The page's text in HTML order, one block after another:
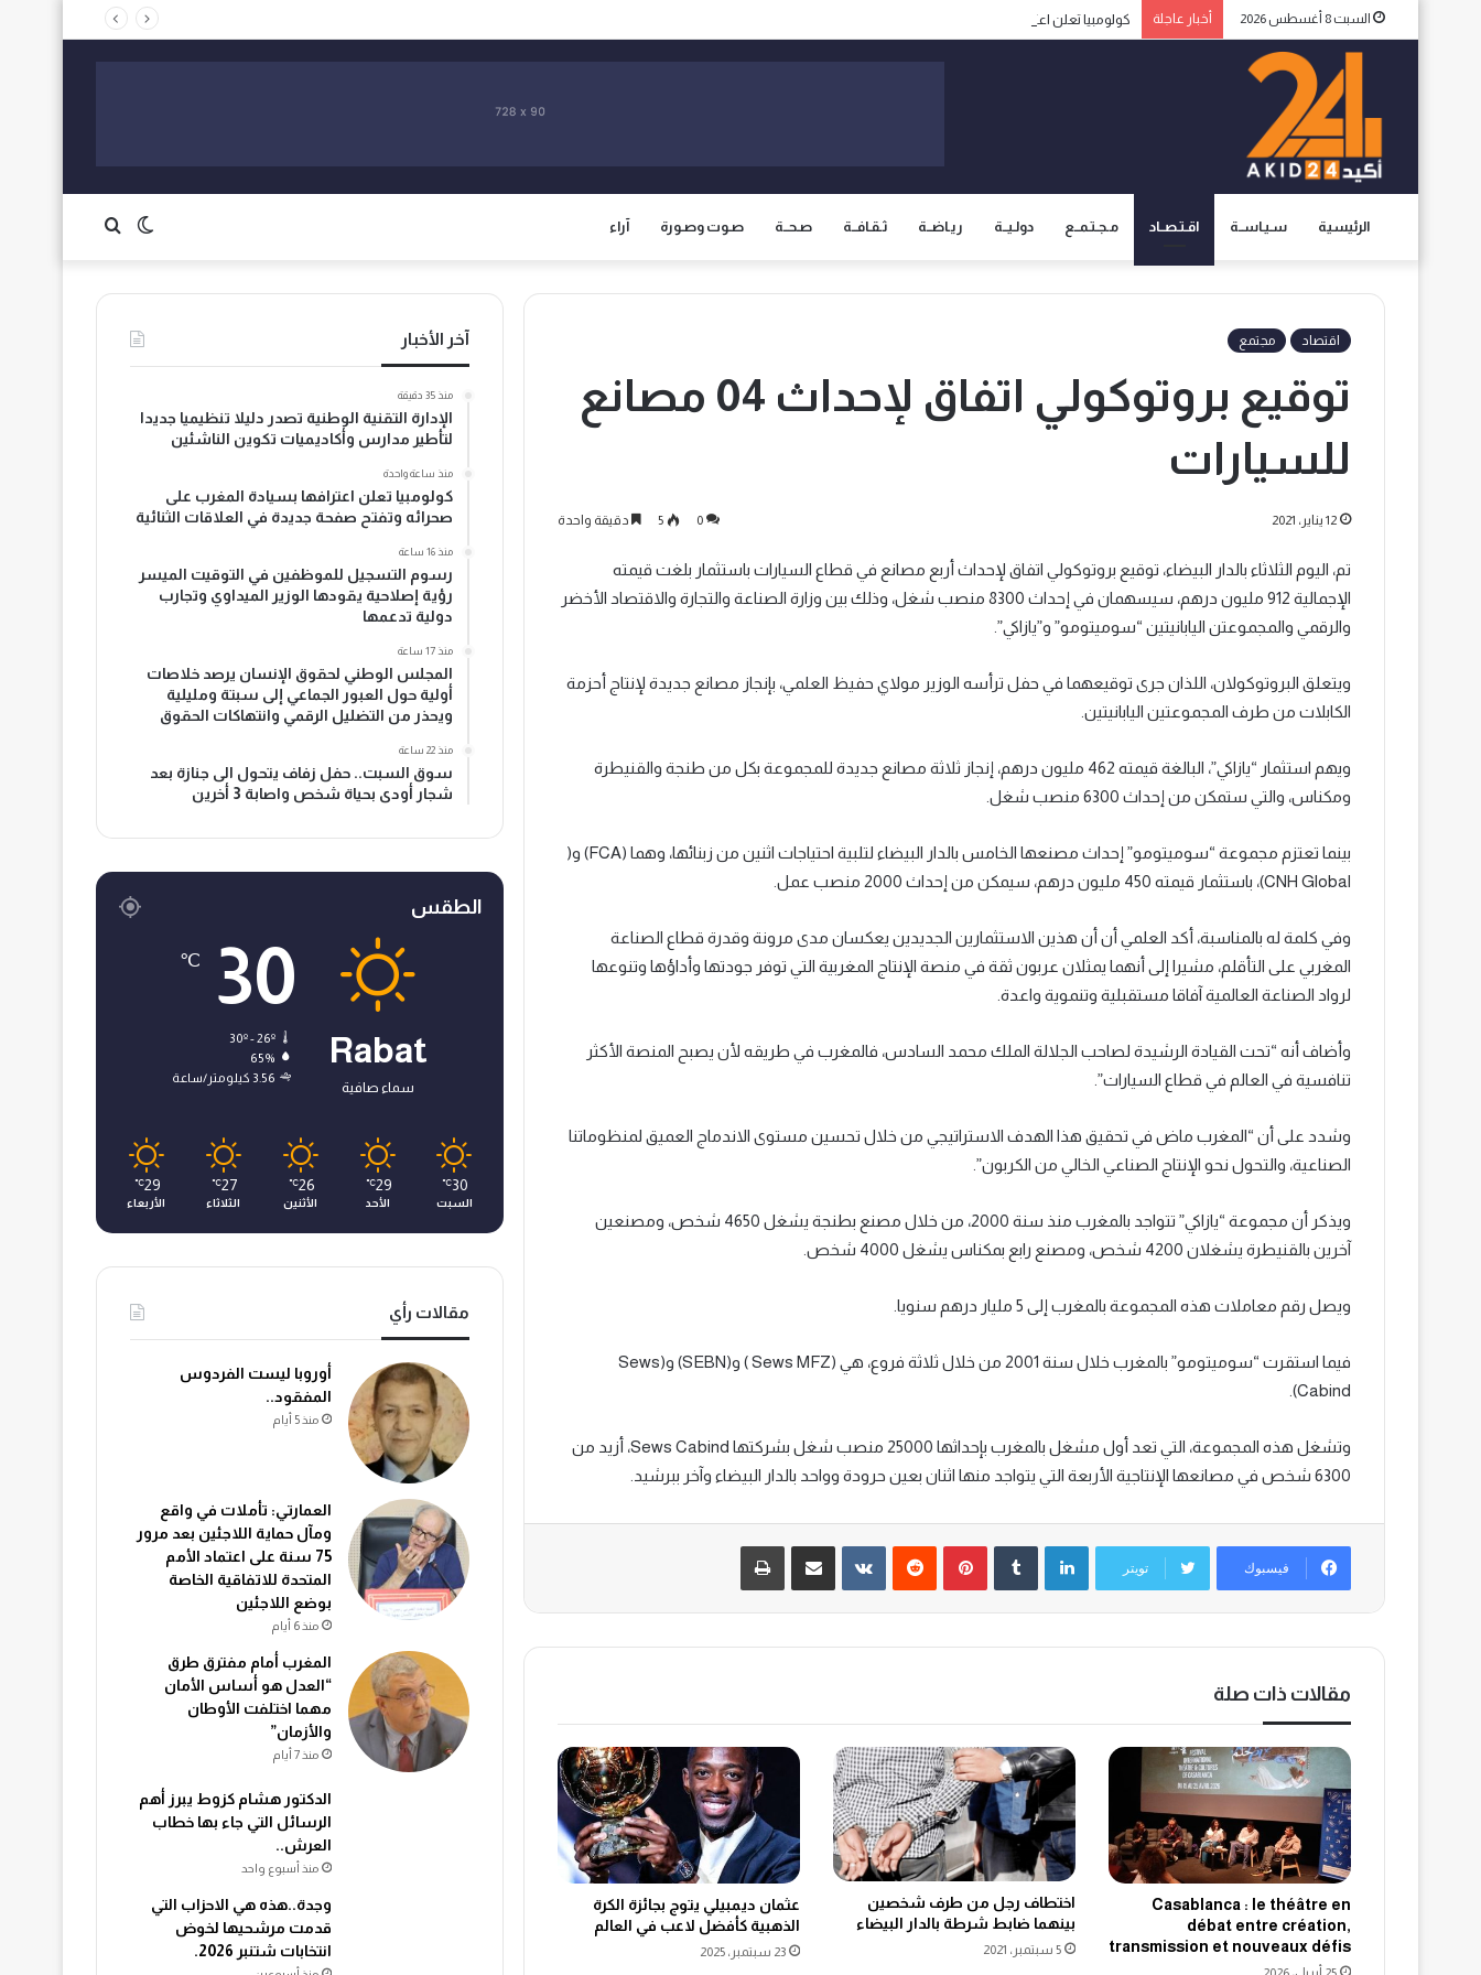
السبت 8 أغسطس 2026 أخبار عاجلة كولومبيا تعلن اعترافها بسيادة المغرب على صحرائه وتفتح صفحة جديدة في العلاقات الثنائية
الرئيسية سـيـاســة اقـتـصــاد مـجـتـمــع دولـيــة ريـاضــة ثـقـافــة صـحــة صـوت وصـورة آراء الوضع
المظلم
اقتصاد مجتمع
توقيع بروتوكولي اتفاق لإحداث 04 مصانع
للسيارات
12 يناير، 2021 0
5 دقيقة واحدة
تم، اليوم الثلاثاء بالدار البيضاء، توقيع بروتوكولي اتفاق لإحداث أربع مصانع في قطاع السيارات باستثمار بلغت قيمته
الإجمالية 912 مليون درهم، سيسهمان في إحداث 8300 منصب شغل، وذلك بين وزارة الصناعة والتجارة والاقتصاد الأخضر
والرقمي والمجموعتن اليابانيتين “سوميتومو” و”يازاكي”.
ويتعلق البروتوكولان، اللذان جرى توقيعهما في حفل ترأسه الوزير مولاي حفيظ العلمي، بإنجاز مصانع جديدة لإنتاج أحزمة
الكابلات من طرف المجموعتين اليابانيتين.
ويهم استثمار “يازاكي”، البالغة قيمته 462 مليون درهم، إنجاز ثلاثة مصانع جديدة للمجموعة بكل من طنجة والقنيطرة
ومكناس، والتي ستمكن من إحداث 6300 منصب شغل.
بينما تعتزم مجموعة “سوميتومو” إحداث مصنعها الخامس بالدار البيضاء لتلبية احتياجات اثنين من زبنائها، وهما (FCA) و(
CNH Global)، باستثمار قيمته 450 مليون درهم، سيمكن من إحداث 2000 منصب عمل.
وفي كلمة له بالمناسبة، أكد العلمي أن أن هذين الاستثمارين الجديدين يعكسان مدى مرونة وقدرة قطاع الصناعة
المغربي على التأقلم، مشيرا إلى أنهما يمثلان عربون ثقة في منصة الإنتاج المغربية التي توفر جودتها وأداؤها وتنوعها
لرواد الصناعة العالمية آفاقا مستقبلية وتنموية واعدة.
وأضاف أنه “تحت القيادة الرشيدة لصاحب الجلالة الملك محمد السادس، فالمغرب في طريقه لأن يصبح المنصة الأكثر
تنافسية في العالم في قطاع السيارات”.
وشدد على أن “المغرب ماض في تحقيق هذا الهدف الاستراتيجي من خلال تحسين مستوى الاندماج العميق لمنظوماتنا
الصناعية، والتحول نحو الإنتاج الصناعي الخالي من الكربون”.
ويذكر أن مجموعة “يازاكي” تتواجد بالمغرب منذ سنة 2000، من خلال مصنع بطنجة يشغل 4650 شخص، ومصنعين
آخرين بالقنيطرة يشغلان 4200 شخص، ومصنع رابع بمكناس يشغل 4000 شخص.
ويصل رقم معاملات هذه المجموعة بالمغرب إلى 5 مليار درهم سنويا.
فيما استقرت “سوميتومو” بالمغرب خلال سنة 2001 من خلال ثلاثة فروع، هي (Sews MFZ ) و(SEBN) و(Sews
Cabind).
وتشغل هذه المجموعة، التي تعد أول مشغل بالمغرب بإحداثها 25000 منصب شغل بشركتها Sews Cabind، أزيد من
6300 شخص في مصانعها الإنتاجية الأربعة التي يتواجد منها اثنان بعين حرودة وواحد بالدار البيضاء وآخر ببرشيد.
فيسبوك تويتر
لينكدإن بينتيريست ‏VKontakte
مقالات ذات صلة
Casablanca : le théâtre en
débat entre création,
transmission et nouveaux défis
اختطاف رجل من طرف شخصين
بينهما ضابط شرطة بالدار البيضاء
5 سبتمبر، 2021
عثمان ديمبيلي يتوج بجائزة الكرة
الذهبية كأفضل لاعب في العالم
23 سبتمبر، 2025
آخر الأخبار
منذ 35 دقيقة
الإدارة التقنية الوطنية تصدر دليلا تنظيميا جديدا
لتأطير مدارس وأكاديميات تكوين الناشئين
منذ ساعة واحدة
كولومبيا تعلن اعترافها بسيادة المغرب على
صحرائه وتفتح صفحة جديدة في العلاقات الثنائية
منذ 16 ساعة
رسوم التسجيل للموظفين في التوقيت الميسر
رؤية إصلاحية يقودها الوزير الميداوي وتجارب
دولية تدعمها
منذ 17 ساعة
المجلس الوطني لحقوق الإنسان يرصد خلاصات
أولية حول العبور الجماعي إلى سبتة ومليلية
ويحذر من التضليل الرقمي وانتهاكات الحقوق
منذ 22 ساعة
سوق السبت.. حفل زفاف يتحول الى جنازة بعد
شجار أودى بحياة شخص واصابة 3 أخرين
الطقس
Rabat
سماء صافية
30
℃
30º - 26º
65%
3.56 كيلومتر/ساعة
30
℃
السبت
29
℃
الأحد
26
℃
الأثنين
27
℃
الثلاثاء
29
℃
الأربعاء
مقالات رأي
أوروبا ليست الفردوس
المفقود..
منذ 5 أيام
العمارتي: تأملات في واقع
ومآل حماية اللاجئين بعد مرور
75 سنة على اعتماد الأمم
المتحدة للاتفاقية الخاصة
بوضع اللاجئين
منذ 6 أيام
المغرب أمام مفترق طرق
“العدل هو أساس الأمان
مهما اختلفت الأوطان
والأزمان”
منذ 7 أيام
الدكتور هشام كزوط يبرز أهم
الرسائل التي جاء بها خطاب
العرش..
منذ أسبوع واحد
وجدة..هذه هي الاحزاب التي
قدمت مرشحيها لخوض
انتخابات شتنبر 2026.